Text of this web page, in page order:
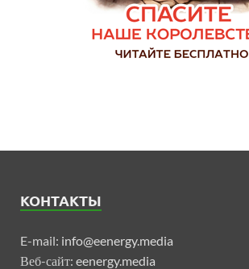
КОНТАКТЫ
E-mail: info@eenergy.media
Веб-сайт: eenergy.media